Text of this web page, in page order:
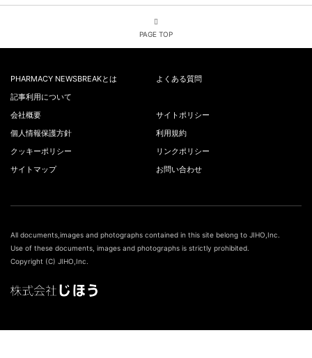
PAGE TOP
PHARMACY NEWSBREAKとは
よくある質問
記事利用について
会社概要
サイトポリシー
個人情報保護方針
利用規約
クッキーポリシー
リンクポリシー
サイトマップ
お問い合わせ
All documents,images and photographs contained in this site belong to JIHO,Inc.
Use of these documents, images and photographs is strictly prohibited.
Copyright (C) JIHO,Inc.